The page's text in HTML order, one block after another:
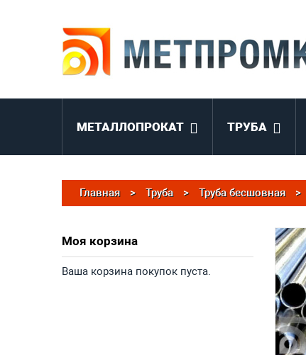
МЕТАЛЛОПРОКАТ
ТРУБА
Главная > Труба > Труба бесшовная >
Моя корзина
Ваша корзина покупок пуста.